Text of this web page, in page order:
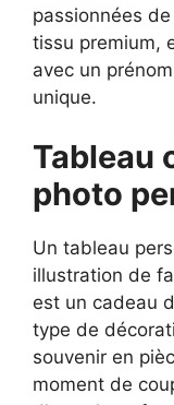
passionnées
tissu premium,
avec un
unique.
Tableau
photo
Un tableau
illustration de
est un cadeau
type de
souvenir en
moment de